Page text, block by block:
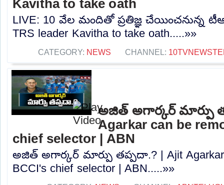
Kavitha to take oath
LIVE: 10 వేల మందితో ప్రతిజ్ఞ చేయించనున్న
TRS leader Kavitha to take oath.....»»
CATEGORY: NEWS CHANNEL:
అజిత్‌ అగార్కర్‌ మార్పు
Agarkar can be
chief selector | ABN
అజిత్‌ అగార్కర్‌ మార్పు తప్పదా.? | Ajit Agarkar
BCCI's chief selector | ABN.....»»